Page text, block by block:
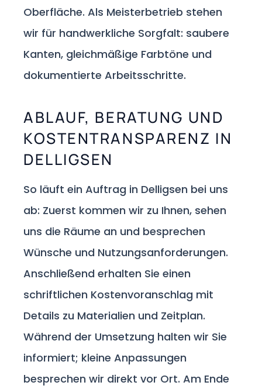
Oberfläche. Als Meisterbetrieb stehen
wir für handwerkliche Sorgfalt: saubere
Kanten, gleichmäßige Farbtöne und
dokumentierte Arbeitsschritte.
ABLAUF, BERATUNG UND
KOSTENTRANSPARENZ IN
DELLIGSEN
So läuft ein Auftrag in Delligsen bei uns
ab: Zuerst kommen wir zu Ihnen, sehen
uns die Räume an und besprechen
Wünsche und Nutzungsanforderungen.
Anschließend erhalten Sie einen
schriftlichen Kostenvoranschlag mit
Details zu Materialien und Zeitplan.
Während der Umsetzung halten wir Sie
informiert; kleine Anpassungen
besprechen wir direkt vor Ort. Am Ende